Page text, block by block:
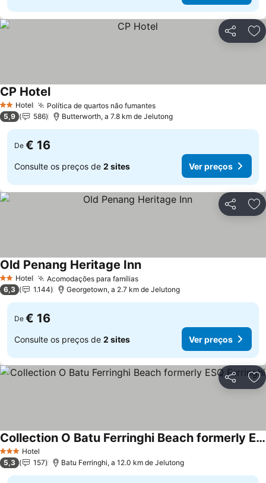
Partilhar
2 Estrelas
Hotel Política de quartos não fumantes
CP Hotel
5,9 586 Butterworth, a 7.8 km de Jelutong
De € 16
Consulte os preços de 2 sites Ver preços
Partilhar
2 Estrelas
Hotel Acomodações para famílias
Old Penang Heritage Inn
6,3 1.144 Georgetown, a 2.7 km de Jelutong
De € 16
Consulte os preços de 2 sites Ver preços
Partilhar
3 EstrelasHotel
Collection O Batu Ferringhi Beach formerly ESQ Ferringhi
5,3 157 Batu Ferringhi, a 12.0 km de Jelutong